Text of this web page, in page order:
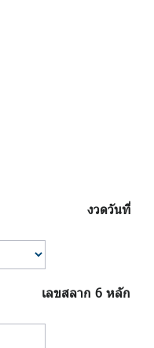
งวดวันที่
เลขสลาก 6 หลัก